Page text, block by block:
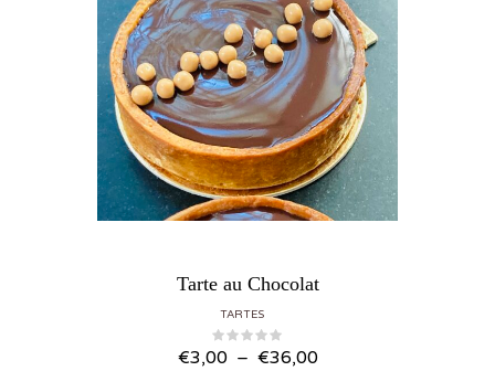
Tarte au Chocolat
TARTES
€3,00 – €36,00Plage de prix : €3,00 à €36,00